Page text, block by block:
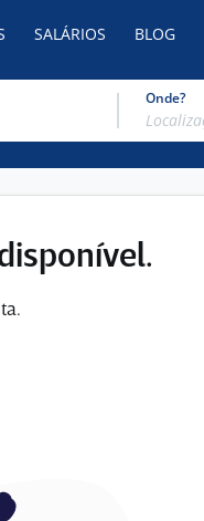
SALÁRIOS BLOG
Onde?